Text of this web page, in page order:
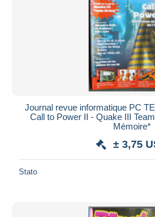
Journal revue informatique PC
Call to Power II - Quake III
Mémoire*
± 3,75
Stato